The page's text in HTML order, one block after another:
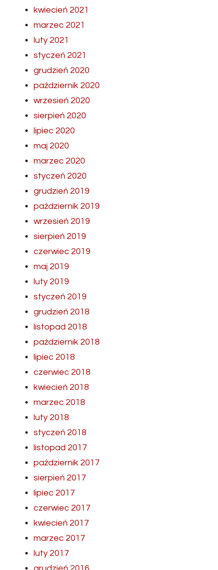
kwiecień 2021
marzec 2021
luty 2021
styczeń 2021
grudzień 2020
październik 2020
wrzesień 2020
sierpień 2020
lipiec 2020
maj 2020
marzec 2020
styczeń 2020
grudzień 2019
październik 2019
wrzesień 2019
sierpień 2019
czerwiec 2019
maj 2019
luty 2019
styczeń 2019
grudzień 2018
listopad 2018
październik 2018
lipiec 2018
czerwiec 2018
kwiecień 2018
marzec 2018
luty 2018
styczeń 2018
listopad 2017
październik 2017
sierpień 2017
lipiec 2017
czerwiec 2017
kwiecień 2017
marzec 2017
luty 2017